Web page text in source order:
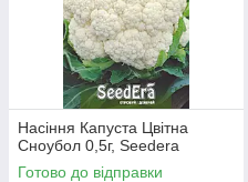
Насіння Капуста Цвітна
Сноубол 0,5г, Seedera
Готово до відправки